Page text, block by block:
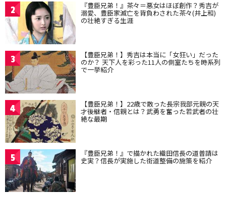
2 『豊臣兄弟！』茶々＝悪女はほぼ創作？秀吉が
溺愛、豊臣家滅亡を背負わされた茶々(井上和)
の壮絶すぎる生涯
3 【豊臣兄弟！】秀吉は本当に「女狂い」だった
のか？ 天下人を彩った11人の側室たちを時系列
で一挙紹介
4 【豊臣兄弟！】22歳で散った長宗我部元親の天
才後継者・信親とは？武勇を奮った若武者の壮
絶な最期
5 『豊臣兄弟！』で描かれた織田信長の道普請は
史実？信長が実施した街道整備の施策を紹介